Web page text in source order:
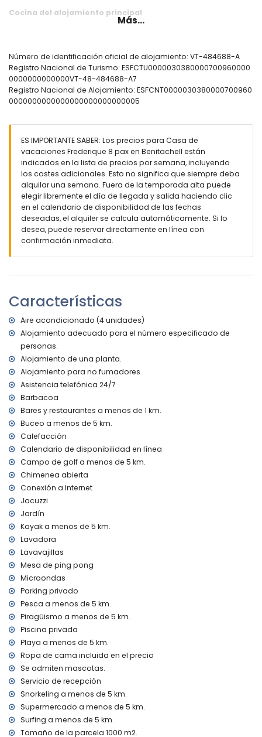
Cocina del alojamiento principal
eléctrico, batidora, tostadora y exprimidor
Dormitorios y baños del alojamiento principal
2 dormitorios con aire acondicionado, cada uno con
cama doble
baño con doble lavabo, bañera, ducha y aseo
Interior del apartamento interior
dormitorio con aire acondicionado y cama doble
baño con lavabo individual, ducha y aseo
Exterior de esta casa de vacaciones
parcela vallada
piscina privada de 10m x 5m y 2m de profundidad
con tumbonas
zona de estar exterior y zona de comedor exterior
2 plazas de aparcamiento privadas
Más información
pueblo más cercano: Xàbia (a menos de 5 kilómetros de
la casa)
orilla o ribera más cercana: Mediterráneo (a menos de 5
kilómetros de la casa)
playa más cercana: El Moraig, Xàbia (a menos de 5
puerto más cercano: Puerto de Moraira (a menos de 10
kilómetros de la casa)
parque más cercano: Cumbre del Sol (a menos de 10
kilómetros de la casa)
aeropuerto más cercano: Alicante (a menos de 100
kilómetros de la casa)
segundo aeropuerto más cercano: Valencia (> 100
kilómetros)
se prohíbe fumar
se admiten mascotas
El alojamiento es muy adecuado para familias con niños
Instalaciones y servicios incluidos en el precio del alquiler
de esta casa de vacaciones
internet (WiFi)
ropa de cama y toallas
servicio de recepción y servicio de emergencia 24 horas
ping-pong
calefacción central y aire acondicionado
Instalaciones y servicios con coste adicional
jacuzzi al aire libre
cama extra y camas/cunas para niños (bajo demanda)
Entretenimiento y actividades de ocio para sus vacaciones
en Benitachell, Costa Blanca
paseo (El Portet) (a menos de 5 kilómetros de la casa)
Más...
Número de identificación oficial de alojamiento: VT-484688-A
Registro Nacional de Turismo: ESFCTU0000030380000700960000
0000000000000VT-48-484688-A7
Registro Nacional de Alojamiento: ESFCNT0000030380000700960
0000000000000000000000000005
ES IMPORTANTE SABER: Los precios para Casa de
vacaciones Frederique 8 pax en Benitachell están
indicados en la lista de precios por semana, incluyendo
los costes adicionales. Esto no significa que siempre deba
alquilar una semana. Fuera de la temporada alta puede
elegir libremente el día de llegada y salida haciendo clic
en el calendario de disponibilidad de las fechas
deseadas, el alquiler se calcula automáticamente. Si lo
desea, puede reservar directamente en línea con
confirmación inmediata.
Características
Aire acondicionado (4 unidades)
Alojamiento adecuado para el número especificado de
personas.
Alojamiento de una planta.
Alojamiento para no fumadores
Asistencia telefónica 24/7
Barbacoa
Bares y restaurantes a menos de 1 km.
Buceo a menos de 5 km.
Calefacción
Calendario de disponibilidad en línea
Campo de golf a menos de 5 km.
Chimenea abierta
Conexión a Internet
Jacuzzi
Jardín
Kayak a menos de 5 km.
Lavadora
Lavavajillas
Mesa de ping pong
Microondas
Parking privado
Pesca a menos de 5 km.
Piragüismo a menos de 5 km.
Piscina privada
Playa a menos de 5 km.
Ropa de cama incluida en el precio
Se admiten mascotas.
Servicio de recepción
Snorkeling a menos de 5 km.
Supermercado a menos de 5 km.
Surfing a menos de 5 km.
Tamaño de la parcela 1000 m2.